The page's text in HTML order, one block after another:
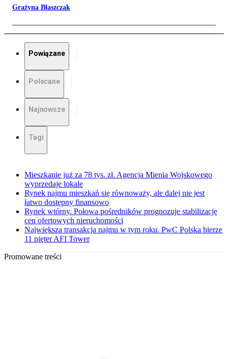
Grażyna Błaszczak
Powiązane
Polecane
Najnowsze
Tagi
Mieszkanie już za 78 tys. zł. Agencja Mienia Wojskowego
wyprzedaje lokale
Rynek najmu mieszkań się równoważy, ale dalej nie jest
łatwo dostępny finansowo
Rynek wtórny. Połowa pośredników prognozuje stabilizację
cen ofertowych nieruchomości
Największa transakcja najmu w tym roku. PwC Polska bierze
11 pięter AFI Tower
Promowane treści